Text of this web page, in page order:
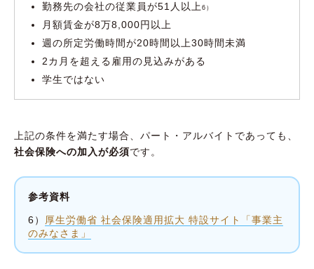
勤務先の会社の従業員が51人以上6）
月額賃金が8万8,000円以上
週の所定労働時間が20時間以上30時間未満
2カ月を超える雇用の見込みがある
学生ではない
上記の条件を満たす場合、パート・アルバイトであっても、
社会保険への加入が必須です。
参考資料
6）
厚生労働省 社会保険適用拡大 特設サイト「事業主
のみなさま」